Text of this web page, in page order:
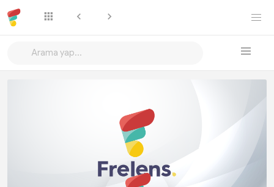
Takip Et